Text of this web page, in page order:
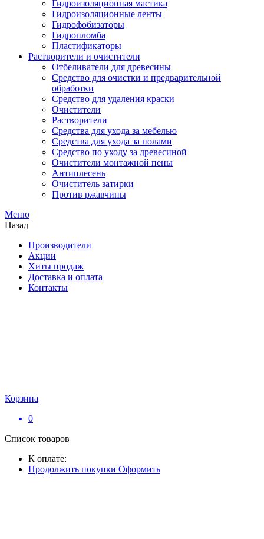
Гидроизоляционная мастика
Гидроизоляционные ленты
Гидрофобизаторы
Гидропломба
Пластификаторы
Растворители и очистители
Отбеливатели для древесины
Средство для очистки и предварительной
обработки
Средство для удаления краски
Очистители
Растворители
Средства для ухода за мебелью
Средства для ухода за полами
Средство по уходу за древесиной
Очистители монтажной пены
Антиплесень
Очиститель затирки
Против ржавчины
Меню
Назад
Производители
Акции
Хиты продаж
Доставка и оплата
Контакты
Корзина
0
Список товаров
К оплате:
Продолжить покупки Оформить